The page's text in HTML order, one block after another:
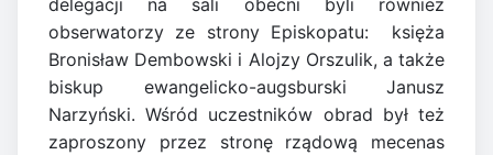
delegacji na sali obecni byli również
obserwatorzy ze strony Episkopatu: księża
Bronisław Dembowski i Alojzy Orszulik, a także
biskup ewangelicko-augsburski Janusz
Narzyński. Wśród uczestników obrad był też
zaproszony przez stronę rządową mecenas